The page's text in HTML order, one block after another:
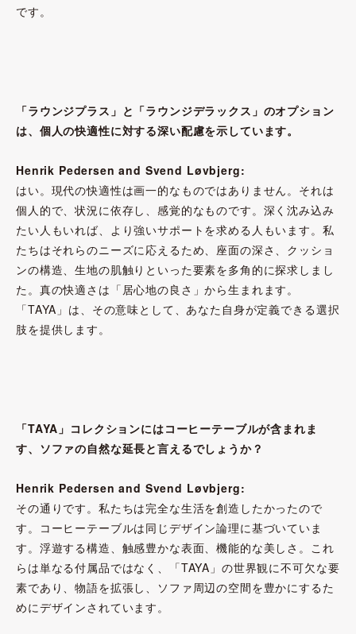
です。
「ラウンジプラス」と「ラウンジデラックス」のオプション
は、個人の快適性に対する深い配慮を示しています。
Henrik Pedersen and Svend Løvbjerg:
はい。現代の快適性は画一的なものではありません。それは
個人的で、状況に依存し、感覚的なものです。深く沈み込み
たい人もいれば、より強いサポートを求める人もいます。私
たちはそれらのニーズに応えるため、座面の深さ、クッショ
ンの構造、生地の肌触りといった要素を多角的に探求しまし
た。真の快適さは「居心地の良さ」から生まれます。
「TAYA」は、その意味として、あなた自身が定義できる選択
肢を提供します。
「TAYA」コレクションにはコーヒーテーブルが含まれま
す、ソファの自然な延長と言えるでしょうか？
Henrik Pedersen and Svend Løvbjerg:
その通りです。私たちは完全な生活を創造したかったので
す。コーヒーテーブルは同じデザイン論理に基づいていま
す。浮遊する構造、触感豊かな表面、機能的な美しさ。これ
らは単なる付属品ではなく、「TAYA」の世界観に不可欠な要
素であり、物語を拡張し、ソファ周辺の空間を豊かにするた
めにデザインされています。